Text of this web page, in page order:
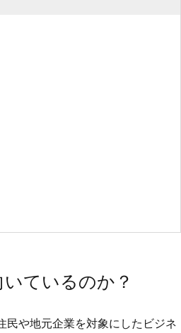
ているのか？
民や地元企業を対象にしたビジネ